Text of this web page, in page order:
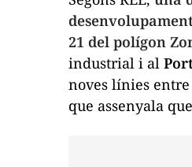
21 del polígon
industrial i al
noves línies entre
que assenyala